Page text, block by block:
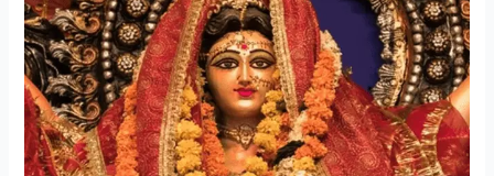
व्रत
के
कुछ
खाश
नियम
–
Some